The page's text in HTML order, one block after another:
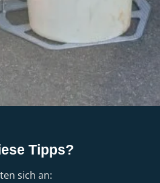
Tipps?
sich an: